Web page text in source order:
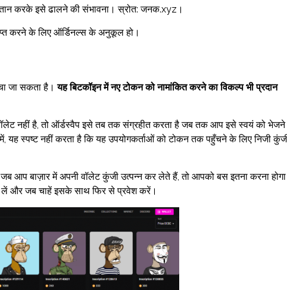
करके इसे ढालने की संभावना। स्रोत: जनक.xyz।
करने के लिए ऑर्डिनल्स के अनुकूल हो।
जा सकता है।यह बिटकॉइन में नए टोकन को नामांकित करने का विकल्प भी प्रदान
नहीं है, तो ऑर्डस्वैप इसे तब तक संग्रहीत करता है जब तक आप इसे स्वयं को भेजने
यह स्पष्ट नहीं करता है कि यह उपयोगकर्ताओं को टोकन तक पहुँचने के लिए निजी
आप बाज़ार में अपनी वॉलेट कुंजी उत्पन्न कर लेते हैं, तो आपको बस इतना करना होगा
लें और जब चाहें इसके साथ फिर से प्रवेश करें।